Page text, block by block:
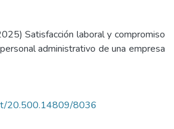
Satisfacción laboral y compromiso
administrativo de una empresa
20.500.14809/8036